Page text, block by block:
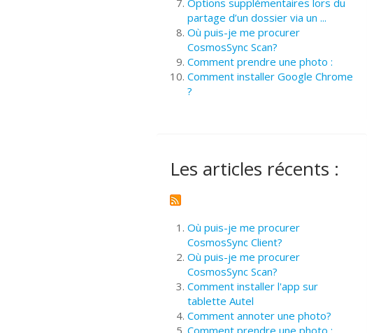
Options supplémentaires lors du
partage d’un dossier via un ...
Où puis-je me procurer
CosmosSync Scan?
Comment prendre une photo :
Comment installer Google Chrome
?
Les articles récents :
Où puis-je me procurer
CosmosSync Client?
Où puis-je me procurer
CosmosSync Scan?
Comment installer l'app sur
tablette Autel
Comment annoter une photo?
Comment prendre une photo :